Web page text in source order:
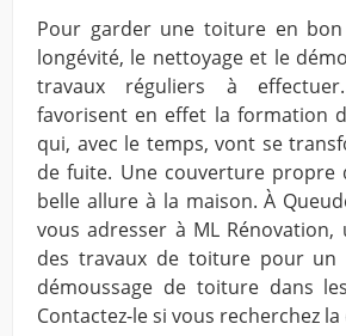
Pour garder une toiture en
longévité, le nettoyage et le
travaux réguliers à
favorisent en effet la formation
qui, avec le temps, vont se
de fuite. Une couverture propre
belle allure à la maison. À
vous adresser à ML Rénovation,
des travaux de toiture pour un
démoussage de toiture dans
Contactez-le si vous recherchez